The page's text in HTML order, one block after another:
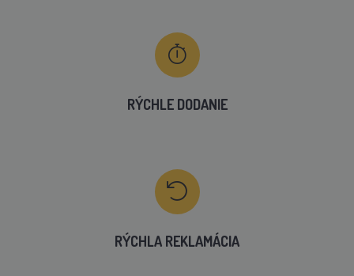
RÝCHLE DODANIE
RÝCHLA REKLAMÁCIA